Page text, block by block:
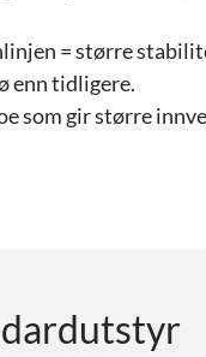
= større
enn tidligere.
som gir større